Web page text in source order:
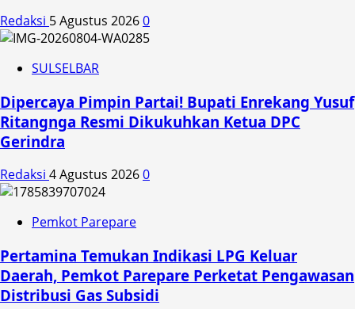
Redaksi 5 Agustus 20260
SULSELBAR
Dipercaya Pimpin Partai! Bupati Enrekang Yusuf
Ritangnga Resmi Dikukuhkan Ketua DPC
Gerindra
Redaksi 4 Agustus 20260
Pemkot Parepare
Pertamina Temukan Indikasi LPG Keluar
Daerah, Pemkot Parepare Perketat Pengawasan
Distribusi Gas Subsidi